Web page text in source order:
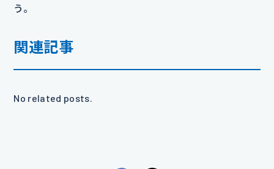
う。
関連記事
No related posts.